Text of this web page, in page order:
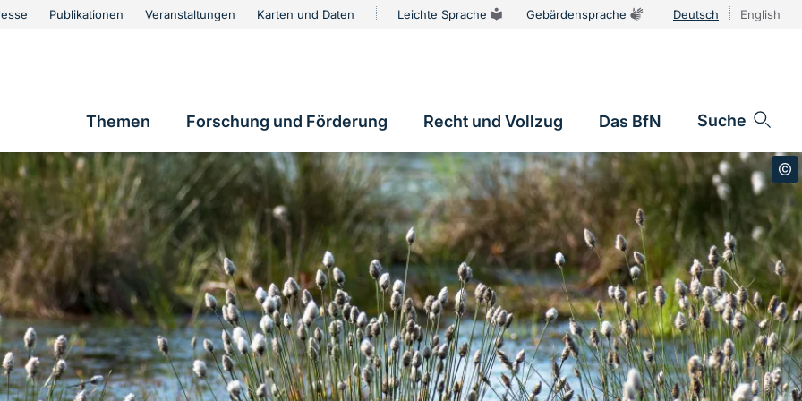
Publikationen Veranstaltungen Karten und Daten Leichte Sprache Gebärdensprache Deutsch English
Hauptnavigation
Themen Forschung und Förderung Recht und Vollzug Das BfN Suche